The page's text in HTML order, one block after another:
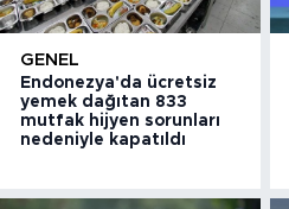
GENEL
Endonezya'da ücretsiz
yemek dağıtan 833
mutfak hijyen sorunları
nedeniyle kapatıldı